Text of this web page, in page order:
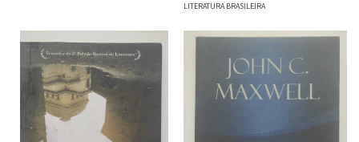
LITERATURA BRASILEIRA